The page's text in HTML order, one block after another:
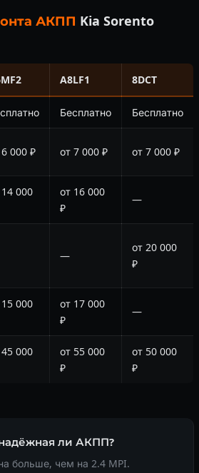
АКПП Kia Sorento
A8LF1 8DCT
Бесплатно Бесплатно
000 ₽ от 7 000 ₽ от 7 000 ₽
000
от 16 000
₽
—
—
от 20 000
₽
000
от 17 000
₽
—
000
от 55 000
₽
от 50 000
₽
ли АКПП?
больше, чем на 2.4 MPI.